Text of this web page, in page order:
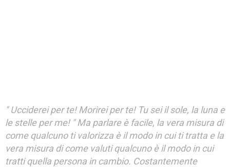
" Ucciderei per te! Morirei per te! Tu sei il sole, la luna e
le stelle per me! " Ma parlare è facile, la vera misura di
come qualcuno ti valorizza è il modo in cui ti tratta e la
vera misura di come valuti qualcuno è il modo in cui
tratti quella persona in cambio. Costantemente